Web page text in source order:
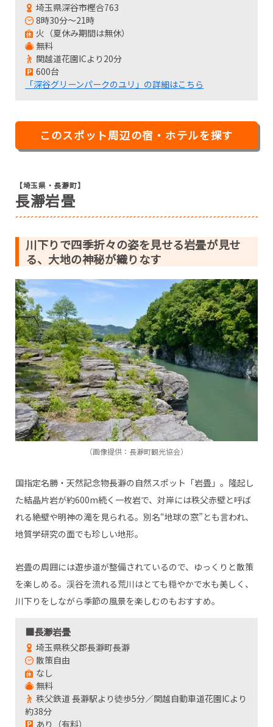
埼玉県深谷市樫合763
8時30分～21時
火（夏休み期間は無休）
無料
関越道花園ICより20分
600台
「深谷グリーンパークのユリ」の詳細はこちら
このスポット周辺の宿・ホテルを探す
【埼玉県・長瀞町】
長瀞岩畳
川下りで四季折々の姿を見せる岩畳が見せ
る、大地の神秘が織りなす
（画像提供：長瀞町観光協会）
国指定名勝・天然記念物長瀞の自然スポット「岩畳」。隆起し
た結晶片岩が約600m続く一枚岩で、対岸には秩父赤壁と呼ば
れる絶壁や明神の滝を見られる。別名“地球の窓”とも言われ、
地質学研究の面でも珍しい地形。
岩畳の周囲には遊歩道が整備されているので、ゆっくりと散策
を楽しめる。渓谷を流れる荒川はとても穏やかで水も美しく、
川下りをしながら季節の風景を楽しむのもおすすめ。
■長瀞岩畳
埼玉県秩父郡長瀞町長瀞
散策自由
なし
無料
秩父鉄道 長瀞駅より徒歩5分／関越自動車道花園ICより
約38分
あり（有料）